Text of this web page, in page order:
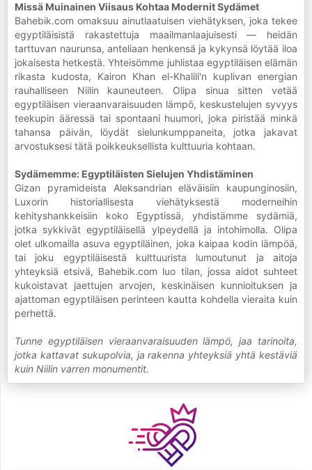
Missä Muinainen Viisaus Kohtaa Modernit Sydämet
Bahebik.com omaksuu ainutlaatuisen viehätyksen, joka tekee
egyptiläisistä rakastettuja maailmanlaajuisesti — heidän
tarttuvan naurunsa, anteliaan henkensä ja kykynsä löytää iloa
jokaisesta hetkestä. Yhteisömme juhlistaa egyptiläisen elämän
rikasta kudosta, Kairon Khan el-Khalili'n kuplivan energian
rauhalliseen Niilin kauneuteen. Olipa sinua sitten vetää
egyptiläisen vieraanvaraisuuden lämpö, keskustelujen syvyys
teekupin ääressä tai spontaani huumori, joka piristää minkä
tahansa päivän, löydät sielunkumppaneita, jotka jakavat
arvostuksesi tätä poikkeuksellista kulttuuria kohtaan.
Sydämemme: Egyptiläisten Sielujen Yhdistäminen
Gizan pyramideista Aleksandrian eläväisiin kaupunginosiin,
Luxorin historiallisesta viehätyksestä moderneihin
kehityshankkeisiin koko Egyptissä, yhdistämme sydämiä,
jotka sykkivät egyptiläisellä ylpeydellä ja intohimolla. Olipa
olet ulkomailla asuva egyptiläinen, joka kaipaa kodin lämpöä,
tai joku egyptiläisestä kulttuurista lumoutunut ja aitoja
yhteyksiä etsivä, Bahebik.com luo tilan, jossa aidot suhteet
kukoistavat jaettujen arvojen, keskinäisen kunnioituksen ja
ajattoman egyptiläisen perinteen kautta kohdella vieraita kuin
perhettä.
Tunne egyptiläisen vieraanvaraisuuden lämpö, jaa tarinoita,
jotka kattavat sukupolvia, ja rakenna yhteyksiä yhtä kestäviä
kuin Niilin varren monumentit.